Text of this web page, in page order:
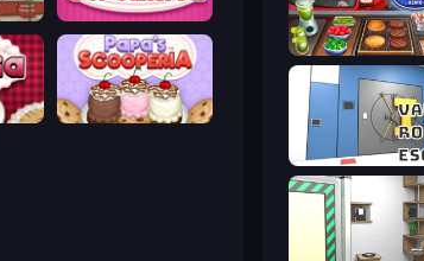
Papa's Hot Doggeria Papas Cupcakeria
Papa's Scooperia
Vault Room